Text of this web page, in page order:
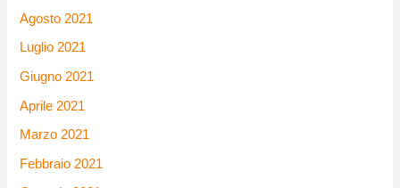
Agosto 2021
Luglio 2021
Giugno 2021
Aprile 2021
Marzo 2021
Febbraio 2021